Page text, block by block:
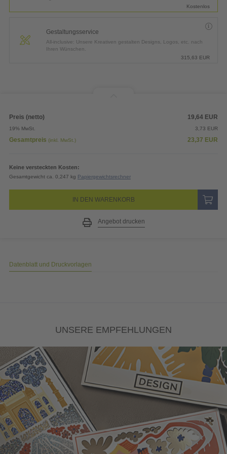
Kostenlos
Gestaltungsservice
All-inclusive: Unsere Kreativen gestalten Designs, Logos, etc. nach
Ihren Wünschen.
315,63 EUR
Preis (netto) 19,64 EUR
19% MwSt. 3,73 EUR
Gesamtpreis (inkl. MwSt.) 23,37 EUR
Keine versteckten Kosten:
Gesamtgewicht ca. 0,247 kg Papiergewichtsrechner
IN DEN WARENKORB
Angebot drucken
Datenblatt und Druckvorlagen
UNSERE EMPFEHLUNGEN